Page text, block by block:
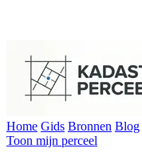
Home Gids Bronnen Blog
Toon mijn perceel